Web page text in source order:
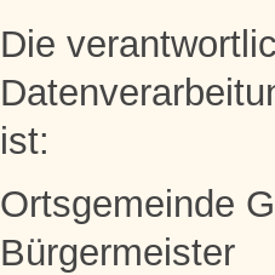
Die
ist:
Ortsgemeinde
Bürgermeister